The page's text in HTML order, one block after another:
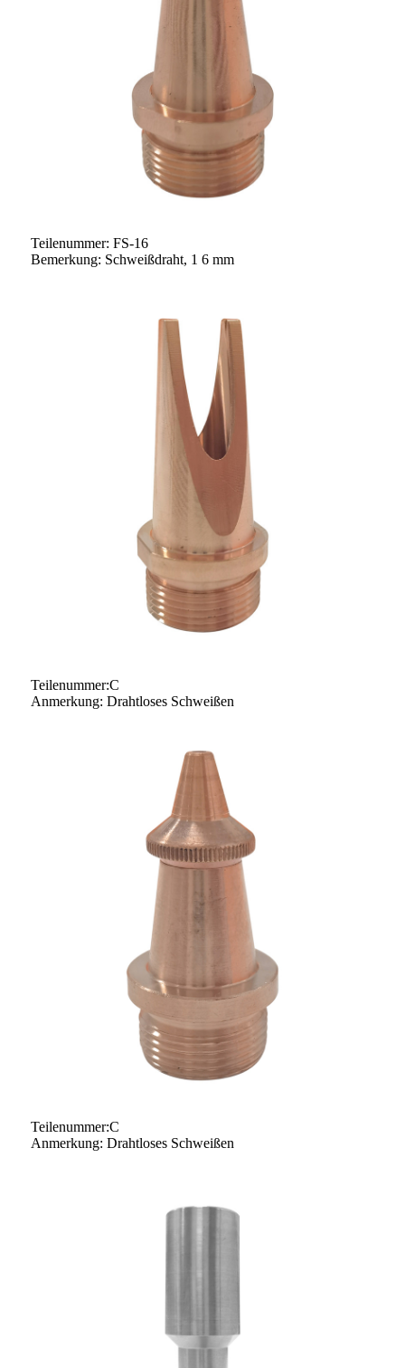
Teilenummer: FS-16
Bemerkung: Schweißdraht, 1 6 mm
Teilenummer:C
Anmerkung: Drahtloses Schweißen
Teilenummer:C
Anmerkung: Drahtloses Schweißen